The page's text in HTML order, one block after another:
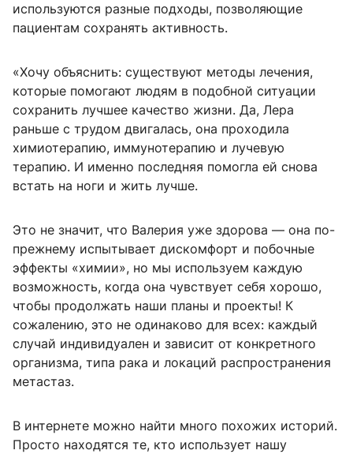
используются разные подходы, позволяющие
пациентам сохранять активность.
«Хочу объяснить: существуют методы лечения,
которые помогают людям в подобной ситуации
сохранить лучшее качество жизни. Да, Лера
раньше с трудом двигалась, она проходила
химиотерапию, иммунотерапию и лучевую
терапию. И именно последняя помогла ей снова
встать на ноги и жить лучше.
Это не значит, что Валерия уже здорова — она по-
прежнему испытывает дискомфорт и побочные
эффекты «химии», но мы используем каждую
возможность, когда она чувствует себя хорошо,
чтобы продолжать наши планы и проекты! К
сожалению, это не одинаково для всех: каждый
случай индивидуален и зависит от конкретного
организма, типа рака и локаций распространения
метастаз.
В интернете можно найти много похожих историй.
Просто находятся те, кто использует нашу